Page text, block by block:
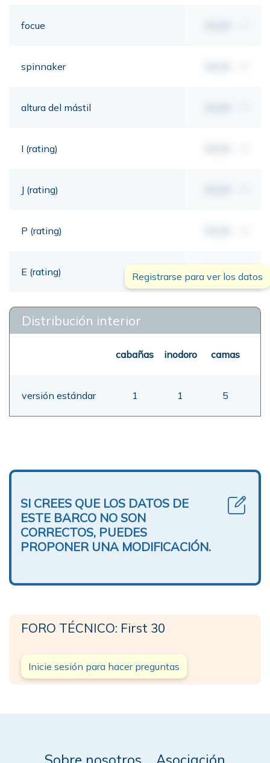
focue
spinnaker
altura del mástil
I (rating)
J (rating)
P (rating)
E (rating) 00,00 mt
Registrarse para ver los datos
Distribución interior
cabañas inodoro camas
versión estándar 1 1 5
SI CREES QUE LOS DATOS DE
ESTE BARCO NO SON
CORRECTOS, PUEDES
PROPONER UNA MODIFICACIÓN.
FORO TÉCNICO: First 30
Inicie sesión para hacer preguntas